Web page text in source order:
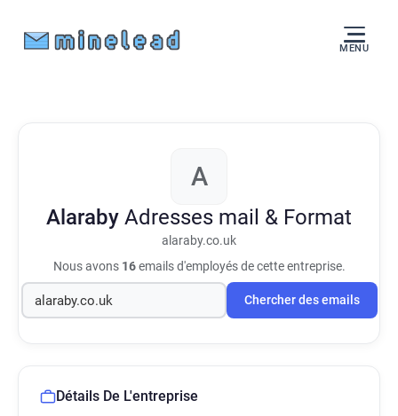
MENU
A
Alaraby Adresses mail & Format
alaraby.co.uk
Nous avons 16emails d'employés de cette entreprise.
Chercher des emails
Détails De L'entreprise